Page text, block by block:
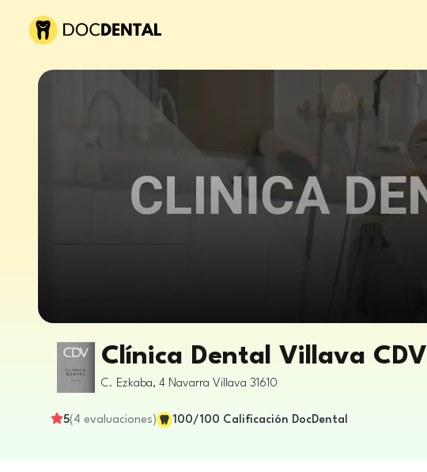
Clínica Dental Villava CDV
C. Ezkaba, 4 Navarra Villava 31610
5( 4 evaluaciones) 100/100 Calificación DocDental